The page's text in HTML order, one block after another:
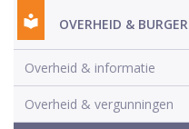
OVERHEID & BURGER
Overheid & informatie
Overheid & vergunningen